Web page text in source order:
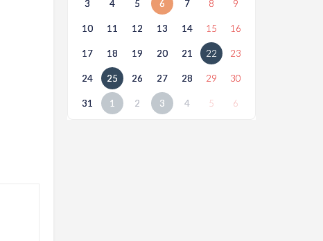
3 4 5 6 7 8 9
10 11 12 13 14 15 16
17 18 19 20 21 22 23
24 25 26 27 28 29 30
31 1 2 3 4 5 6